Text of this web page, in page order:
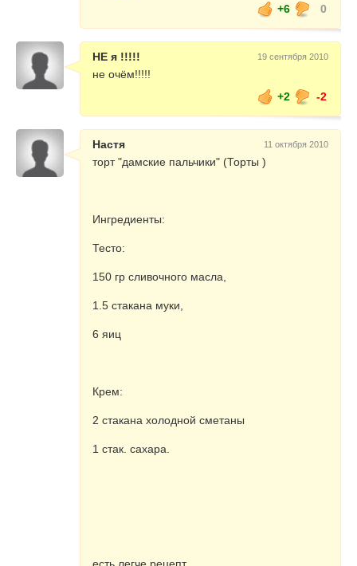
+6
0
НЕ я !!!!! 19 сентября 2010
не очём!!!!!
+2
-2
Настя 11 октября 2010
торт "дамские пальчики" (Торты )
Ингредиенты:
Тесто:
150 гр сливочного масла,
1.5 стакана муки,
6 яиц
Кpем:
2 стакана холодной сметаны
1 стак. сахаpа.